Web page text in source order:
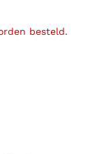
besteld.